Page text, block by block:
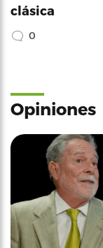
clásica
0
Opiniones